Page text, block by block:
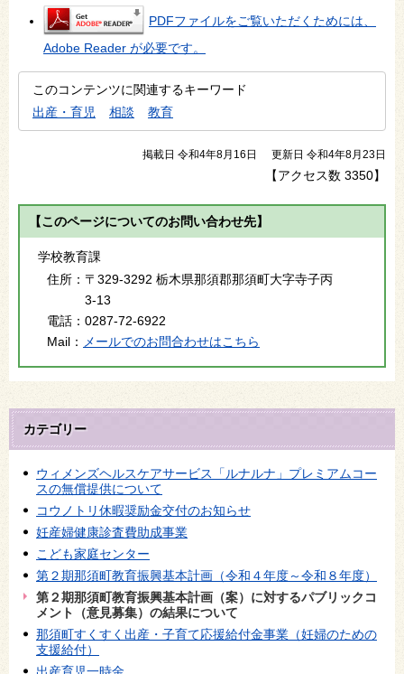
PDFファイルをご覧いただくためには、
Adobe Reader が必要です。
このコンテンツに関連するキーワード
出産・育児
相談 教育
掲載日 令和4年8月16日 更新日 令和4年8月23日
【アクセス数 3350】
【このページについてのお問い合わせ先】
学校教育課
住所： 〒329-3292 栃木県那須郡那須町大字寺子丙
3-13
電話： 0287-72-6922
Mail：
メールでのお問合わせはこちら
カテゴリー
ウィメンズヘルスケアサービス「ルナルナ」プレミアムコー
スの無償提供について
コウノトリ休暇奨励金交付のお知らせ
妊産婦健康診査費助成事業
こども家庭センター
第２期那須町教育振興基本計画（令和４年度～令和８年度）
第２期那須町教育振興基本計画（案）に対するパブリックコ
メント（意見募集）の結果について
那須町すくすく出産・子育て応援給付金事業（妊婦のための
支援給付）